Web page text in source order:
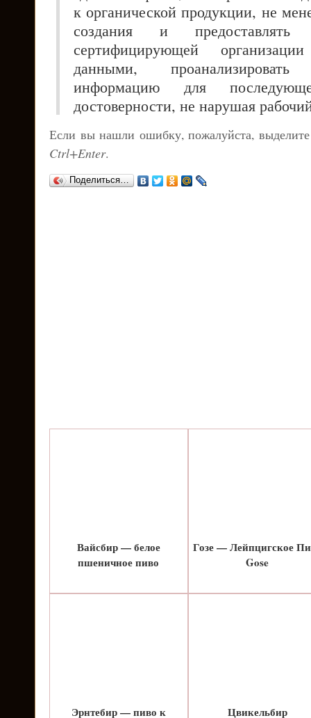
к органической продукции, не
создания и
сертифицирующей
данными,
информацию для
достоверности, не нарушая
Если вы нашли ошибку, пожалуйста,
Ctrl+Enter.
Поделиться…
Вайсбир — белое
пшеничное пиво
Гозе — Лейпцигское
Gose
Эрнтебир — пиво к
Цвикельбир